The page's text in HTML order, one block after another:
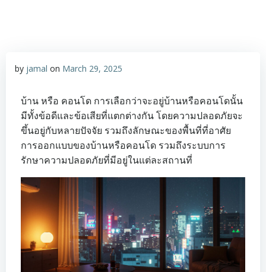
by jamal on March 29, 2025
บ้าน หรือ คอนโด การเลือกว่าจะอยู่บ้านหรือคอนโดนั้น
มีทั้งข้อดีและข้อเสียที่แตกต่างกัน โดยความปลอดภัยจะ
ขึ้นอยู่กับหลายปัจจัย รวมถึงลักษณะของพื้นที่ที่อาศัย
การออกแบบของบ้านหรือคอนโด รวมถึงระบบการ
รักษาความปลอดภัยที่มีอยู่ในแต่ละสถานที่